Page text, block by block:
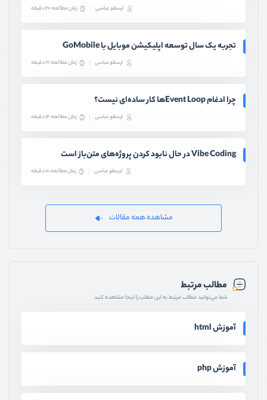
ارسطو عباسی زمان مطالعه: 20 دقیقه
تجربه یک سال توسعه اپلیکیشن موبایل با GoMobile
ارسطو عباسی زمان مطالعه: 17 دقیقه
چرا ادغام Event Loopها کار ساده‌ای نیست؟
ارسطو عباسی زمان مطالعه: 14 دقیقه
Vibe Coding در حال نابود کردن پروژه‌های متن‌باز است
ارسطو عباسی زمان مطالعه: 10 دقیقه
مشاهده همه مقالات
مطالب مرتبط
شما می‌توانید مطالب مرتبط به این مطلب را اینجا مشاهده کنید
آموزش html
آموزش php